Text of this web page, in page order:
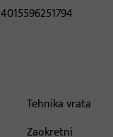
4015596251794
Tehnika vrata
Zaokretni